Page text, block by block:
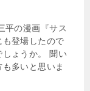
平の漫画『サス
登場したので
ょうか。 聞い
多いと思いま